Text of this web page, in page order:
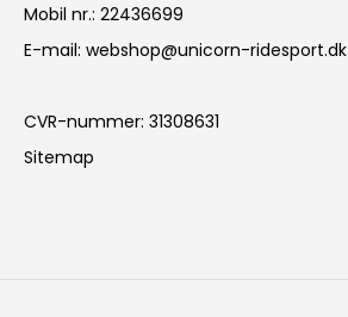
Mobil nr.: 22436699
E-mail: webshop@unicorn-ridesport.dk
CVR-nummer: 31308631
Sitemap